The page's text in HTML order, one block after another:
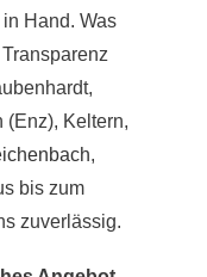
Hand. Was
(Enz), Keltern,
,
bis zum
zuverlässig.